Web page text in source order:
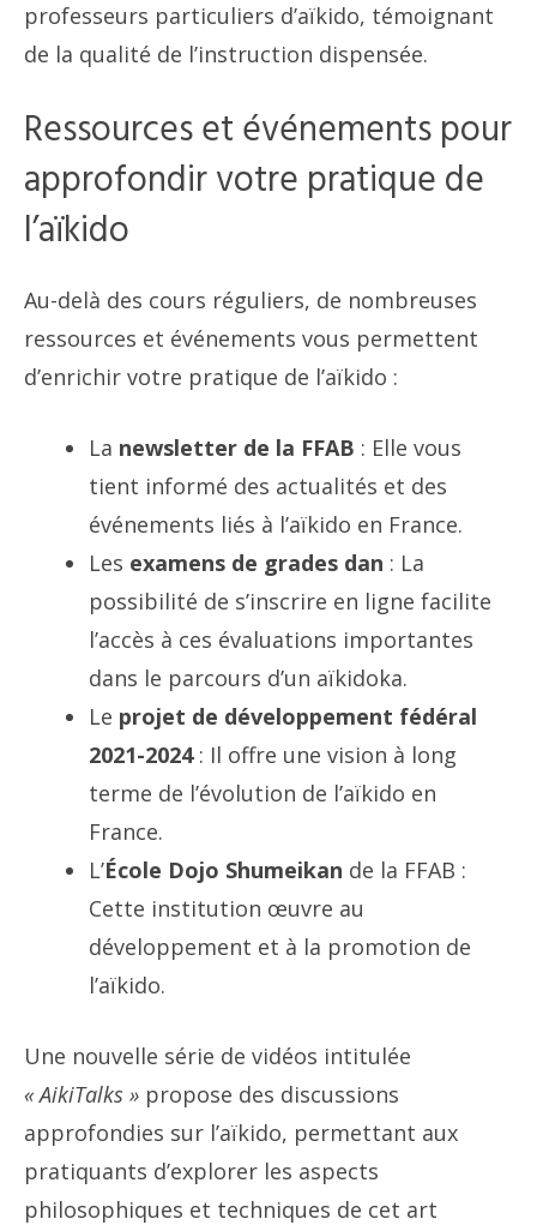
professeurs particuliers d’aïkido, témoignant
de la qualité de l’instruction dispensée.
Ressources et événements pour
approfondir votre pratique de
l’aïkido
Au-delà des cours réguliers, de nombreuses
ressources et événements vous permettent
d’enrichir votre pratique de l’aïkido :
La newsletter de la FFAB : Elle vous
tient informé des actualités et des
événements liés à l’aïkido en France.
Les examens de grades dan : La
possibilité de s’inscrire en ligne facilite
l’accès à ces évaluations importantes
dans le parcours d’un aïkidoka.
Le projet de développement fédéral
2021-2024: Il offre une vision à long
terme de l’évolution de l’aïkido en
France.
L’École Dojo Shumeikan de la FFAB :
Cette institution œuvre au
développement et à la promotion de
l’aïkido.
Une nouvelle série de vidéos intitulée
« AikiTalks » propose des discussions
approfondies sur l’aïkido, permettant aux
pratiquants d’explorer les aspects
philosophiques et techniques de cet art